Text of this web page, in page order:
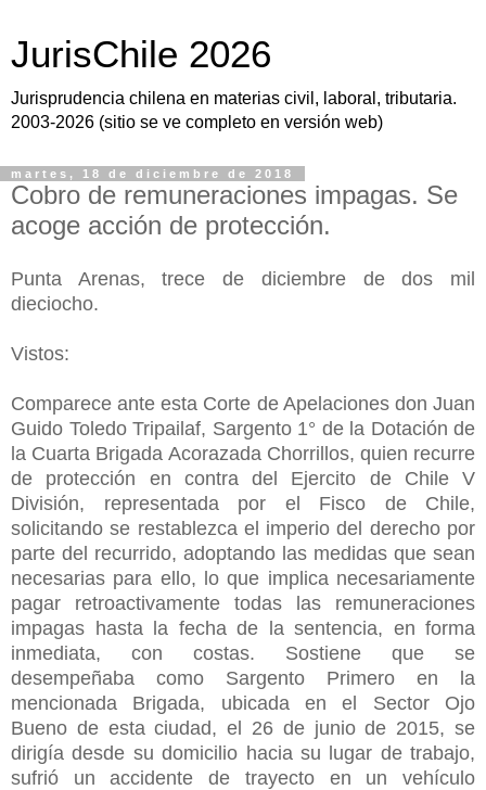
JurisChile 2026
Jurisprudencia chilena en materias civil, laboral, tributaria.
2003-2026 (sitio se ve completo en versión web)
martes, 18 de diciembre de 2018
Cobro de remuneraciones impagas. Se
acoge acción de protección.
Punta Arenas, trece de diciembre de dos mil
dieciocho.
Vistos:
Comparece ante esta Corte de Apelaciones don Juan
Guido Toledo Tripailaf, Sargento 1° de la Dotación de
la Cuarta Brigada Acorazada Chorrillos, quien recurre
de protección en contra del Ejercito de Chile V
División, representada por el Fisco de Chile,
solicitando se restablezca el imperio del derecho por
parte del recurrido, adoptando las medidas que sean
necesarias para ello, lo que implica necesariamente
pagar retroactivamente todas las remuneraciones
impagas hasta la fecha de la sentencia, en forma
inmediata, con costas. Sostiene que se
desempeñaba como Sargento Primero en la
mencionada Brigada, ubicada en el Sector Ojo
Bueno de esta ciudad, el 26 de junio de 2015, se
dirigía desde su domicilio hacia su lugar de trabajo,
sufrió un accidente de trayecto en un vehículo